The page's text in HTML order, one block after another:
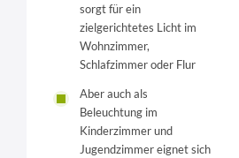
sorgt für ein
zielgerichtetes Licht im
Wohnzimmer,
Schlafzimmer oder Flur
Aber auch als
Beleuchtung im
Kinderzimmer und
Jugendzimmer eignet sich